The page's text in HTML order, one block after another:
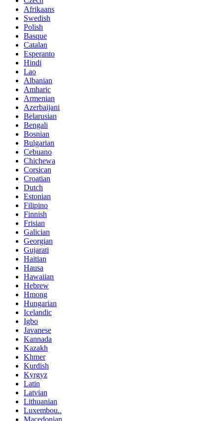
Afrikaans
Swedish
Polish
Basque
Catalan
Esperanto
Hindi
Lao
Albanian
Amharic
Armenian
Azerbaijani
Belarusian
Bengali
Bosnian
Bulgarian
Cebuano
Chichewa
Corsican
Croatian
Dutch
Estonian
Filipino
Finnish
Frisian
Galician
Georgian
Gujarati
Haitian
Hausa
Hawaiian
Hebrew
Hmong
Hungarian
Icelandic
Igbo
Javanese
Kannada
Kazakh
Khmer
Kurdish
Kyrgyz
Latin
Latvian
Lithuanian
Luxembou..
Macedonian